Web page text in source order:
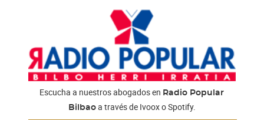
Escucha a nuestros abogados en Radio Popular
Bilbaoa través de Ivoox o Spotify.